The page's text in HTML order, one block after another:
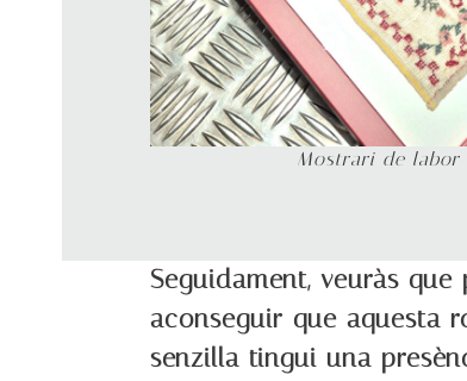
Mostrari de labor
Seguidament, veuràs que
aconseguir que aquesta
senzilla tingui una